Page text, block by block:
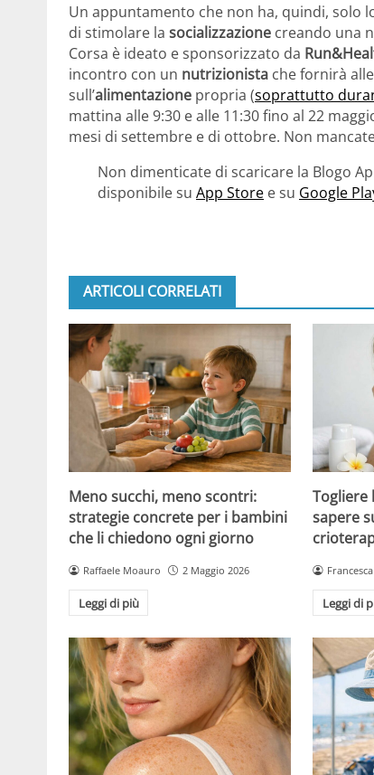
Un appuntamento che non ha, quindi, solo
di stimolare la socializzazione creando una
Corsa è ideato e sponsorizzato da
incontro con un nutrizionista che fornirà
sull’alimentazione propria (soprattutto
mattina alle 9:30 e alle 11:30 fino al 22
mesi di settembre e di ottobre. Non
Non dimenticate di scaricare la Blogo
disponibile su App Store e su Google
ARTICOLI CORRELATI
Meno succhi, meno scontri:
strategie concrete per i bambini
che li chiedono ogni giorno
Raffaele Moauro 2 Maggio 2026
Leggi di più
Togliere
sapere
Leggi di